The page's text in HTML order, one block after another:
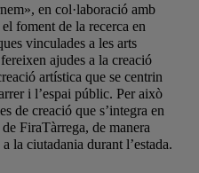
en col·laboració amb
foment de la recerca en
vinculades a les arts
ajudes a la creació
artística que se centrin
i l’espai públic. Per això
de creació que s’integra en
FiraTàrrega, de manera
la ciutadania durant l’estada.